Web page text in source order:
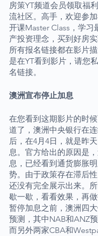
房策YT频道会员领取福
流社区。高手，欢迎参
开课Master Class，学习
产投资理念，买到好房实
所有报名链接都在影片
是在YT看到影片，请您
名链接。
澳洲宣布停止加息
在您看到这期影片的时
道了，澳洲中央银行在
后，在4月4日，就是昨
息。官方给出的原因是
息，已经看到通货膨胀
势。由于政策存在滞后
还没有完全展示出来。
歇一歇，看看效果，再
暂停加息之前，澳洲四
预测，其中NAB和ANZ预
而另外两家CBA和